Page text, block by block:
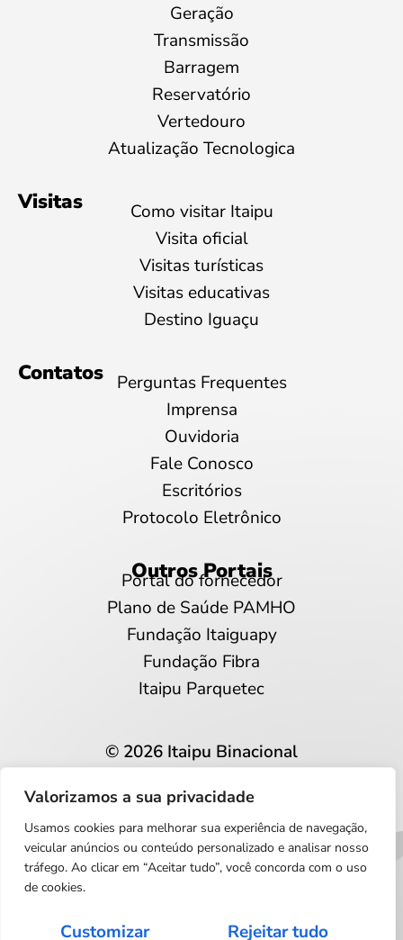
Valorizamos a sua privacidade
Usamos cookies para melhorar sua experiência de navegação,
veicular anúncios ou conteúdo personalizado e analisar nosso
tráfego. Ao clicar em “Aceitar tudo”, você concorda com o uso
de cookies.
Customizar Rejeitar tudo
Geração
Transmissão
Barragem
Reservatório
Vertedouro
Atualização Tecnologica
Visitas
Como visitar Itaipu
Visita oficial
Visitas turísticas
Visitas educativas
Destino Iguaçu
Contatos
Perguntas Frequentes
Imprensa
Ouvidoria
Fale Conosco
Escritórios
Protocolo Eletrônico
Outros Portais
Portal do fornecedor
Plano de Saúde PAMHO
Fundação Itaiguapy
Fundação Fibra
Itaipu Parquetec
© 2026 Itaipu Binacional
Privacidade e proteção de dados
Português